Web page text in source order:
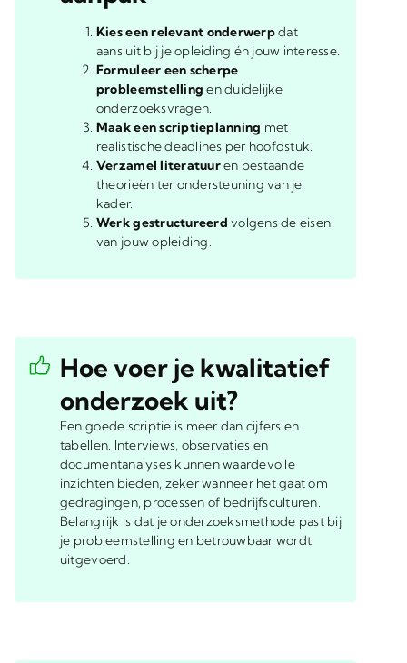
Kies een relevant onderwerpdat
aansluit bij je opleiding én jouw interesse.
Formuleer een scherpe
probleemstelling en duidelijke
onderzoeksvragen.
Maak een scriptieplanning met
realistische deadlines per hoofdstuk.
Verzamel literatuuren bestaande
theorieën ter ondersteuning van je
kader.
Werk gestructureerd volgens de eisen
van jouw opleiding.
Hoe voer je kwalitatief
onderzoek uit?
Een goede scriptie is meer dan cijfers en
tabellen. Interviews, observaties en
documentanalyses kunnen waardevolle
inzichten bieden, zeker wanneer het gaat om
gedragingen, processen of bedrijfsculturen.
Belangrijk is dat je onderzoeksmethode past bij
je probleemstelling en betrouwbaar wordt
uitgevoerd.